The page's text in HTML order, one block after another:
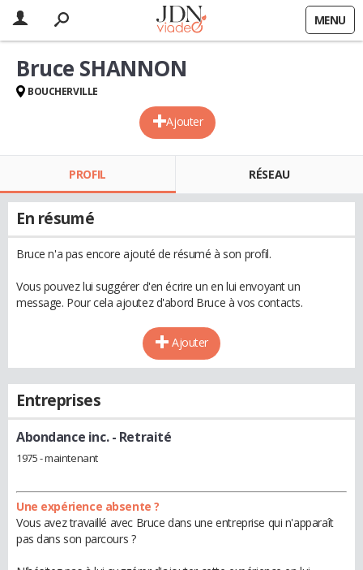
MENU
Ajouter
Bruce SHANNON
BOUCHERVILLE
PROFIL RÉSEAU
En résumé
Bruce n'a pas encore ajouté de résumé à son profil.
Vous pouvez lui suggérer d'en écrire un en lui envoyant un
message. Pour cela ajoutez d'abord Bruce à vos contacts.
Ajouter
Entreprises
Abondance inc.- Retraité
1975 - maintenant
Une expérience absente ?
Vous avez travaillé avec Bruce dans une entreprise qui n'apparaît
pas dans son parcours ?